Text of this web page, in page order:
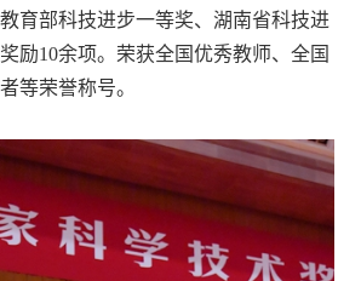
育部科技进步一等奖、湖南省科技进
励10余项。荣获全国优秀教师、全国
等荣誉称号。